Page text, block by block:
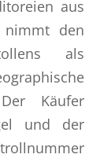
aus
den
als
Käufer
und der